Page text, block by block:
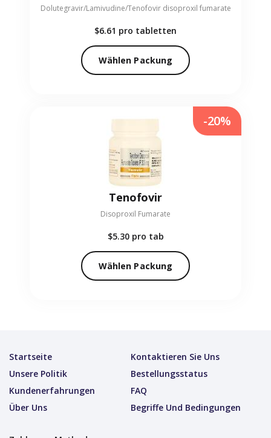
Dolutegravir/Lamivudine/Tenofovir disoproxil fumarate
$6.61 pro tabletten
Wählen Packung
Tenofovir
Disoproxil Fumarate
$5.30 pro tab
Wählen Packung
-20%
Startseite
Kontaktieren Sie Uns
Unsere Politik
Bestellungsstatus
Kundenerfahrungen
FAQ
Über Uns
Begriffe Und Bedingungen